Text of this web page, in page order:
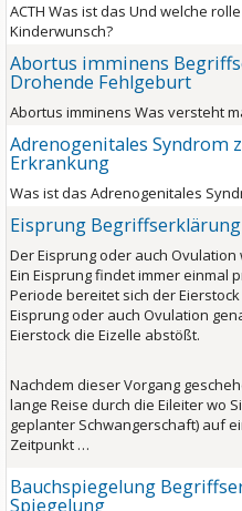
ACTH Was ist das Und welche
Kinderwunsch?
Abortus imminens
Drohende Fehlgeburt
Abortus imminens Was versteht
Adrenogenitales Syndrom
Erkrankung
Was ist das Adrenogenitales
Eisprung
Der Eisprung oder auch Ovulation
Ein Eisprung findet immer einmal
Periode bereitet sich der
Eisprung oder auch Ovulation
Eierstock die Eizelle abstößt.
Nachdem dieser Vorgang
lange Reise durch die Eileiter wo
geplanter Schwangerschaft) auf
Zeitpunkt …
Bauchspiegelung
Spiegelung